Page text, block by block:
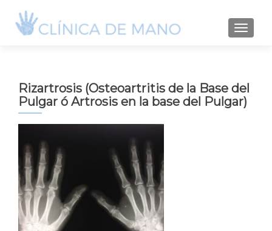
Rizartrosis (Osteoartritis de la Base del
Pulgar ó Artrosis en la base del Pulgar)